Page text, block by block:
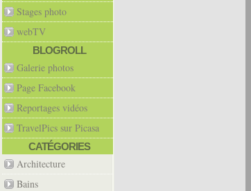
Stages photo
webTV
BLOGROLL
Galerie photos
Page Facebook
Reportages vidéos
TravelPics sur Picasa
CATÉGORIES
Architecture
Bains